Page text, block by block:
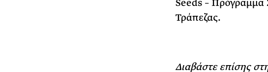
Τράπεζας.
Διαβάστε επίσης